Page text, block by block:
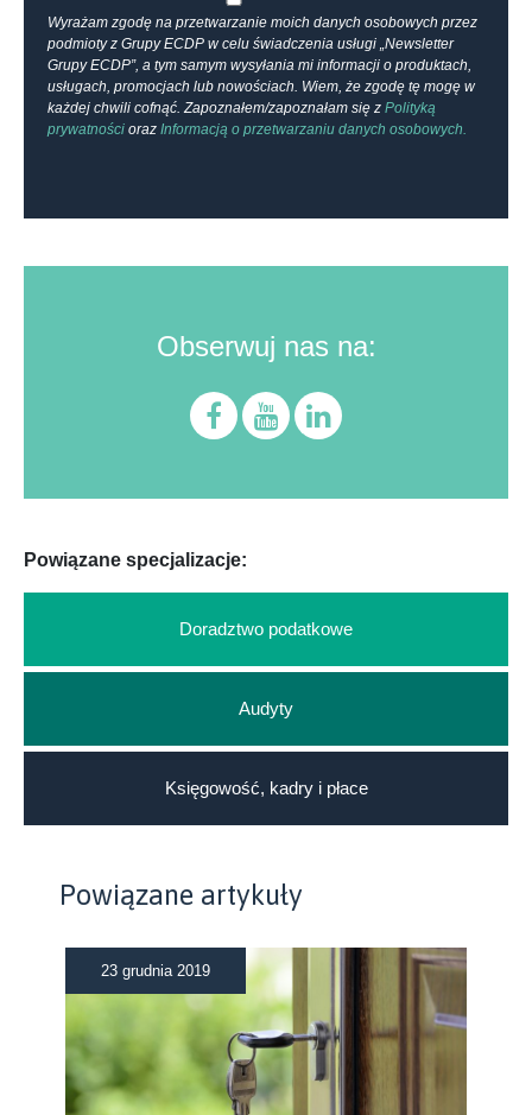
Wyrażam zgodę na przetwarzanie moich danych osobowych przez
podmioty z Grupy ECDP w celu świadczenia usługi „Newsletter
Grupy ECDP”, a tym samym wysyłania mi informacji o produktach,
usługach, promocjach lub nowościach. Wiem, że zgodę tę mogę w
każdej chwili cofnąć. Zapoznałem/zapoznałam się z Polityką
prywatności oraz Informacją o przetwarzaniu danych osobowych.
Obserwuj nas na:
Powiązane specjalizacje:
Doradztwo podatkowe
Audyty
Księgowość, kadry i płace
Powiązane artykuły
23 grudnia 2019